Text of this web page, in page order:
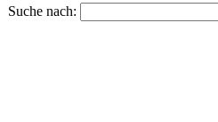
Suche nach: